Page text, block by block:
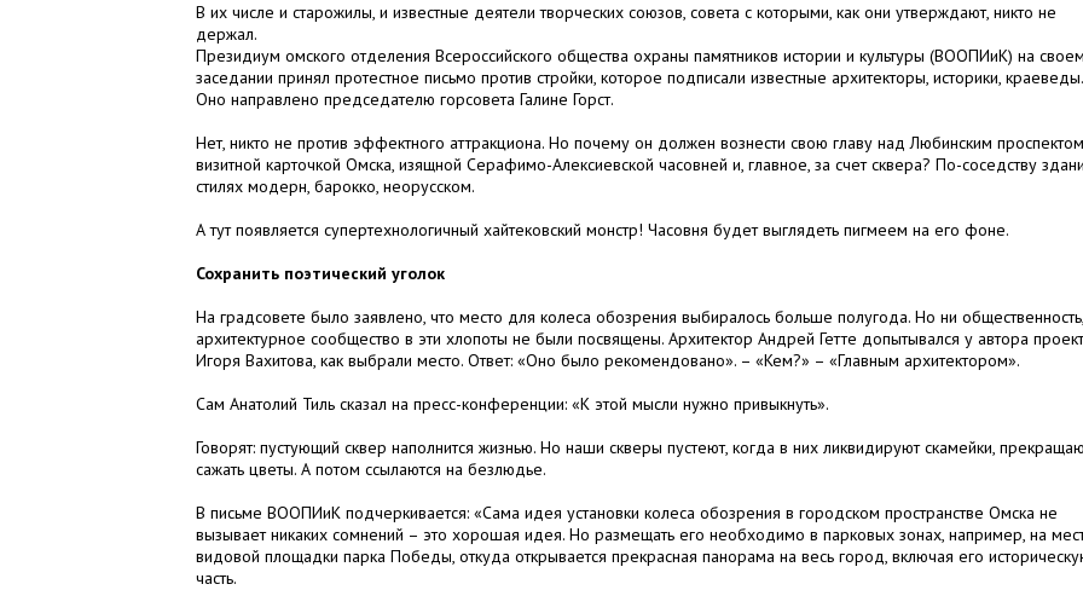
В их числе и старожилы, и известные деятели творческих союзов, совета с которыми, как они утверждают, никто не
держал.
Президиум омского отделения Всероссийского общества охраны памятников истории и культуры (ВООПИиК) на своем
заседании принял протестное письмо против стройки, которое подписали известные архитекторы, историки, краеведы.
Оно направлено председателю горсовета Галине Горст.
Нет, никто не против эффектного аттракциона. Но почему он должен вознести свою главу над Любинским
визитной карточкой Омска, изящной Серафимо-Алексиевской часовней и, главное, за счет сквера? По-соседству
стилях модерн, барокко, неорусском.
А тут появляется супертехнологичный хайтековский монстр! Часовня будет выглядеть пигмеем на его фоне.
Сохранить поэтический уголок
На градсовете было заявлено, что место для колеса обозрения выбиралось больше полугода. Но ни
архитектурное сообщество в эти хлопоты не были посвящены. Архитектор Андрей Гетте допытывался у автора
Игоря Вахитова, как выбрали место. Ответ: «Оно было рекомендовано». – «Кем?» – «Главным архитектором».
Сам Анатолий Тиль сказал на пресс-конференции: «К этой мысли нужно привыкнуть».
Говорят: пустующий сквер наполнится жизнью. Но наши скверы пустеют, когда в них ликвидируют скамейки,
сажать цветы. А потом ссылаются на безлюдье.
В письме ВООПИиК подчеркивается: «Сама идея установки колеса обозрения в городском пространстве Омска не
вызывает никаких сомнений – это хорошая идея. Но размещать его необходимо в парковых зонах, например, на
видовой площадки парка Победы, откуда открывается прекрасная панорама на весь город, включая его
часть.